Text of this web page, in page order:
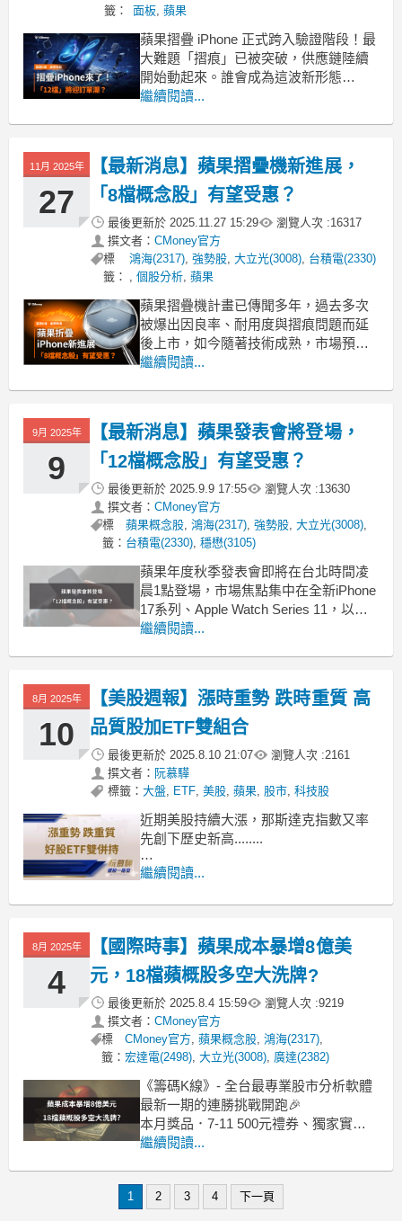
籤： 面板,蘋果
蘋果摺疊 iPhone 正式跨入驗證階段！最
大難題「摺痕」已被突破，供應鏈陸續
開始動起來。誰會成為這波新形態
iPhone 的大贏家？台股哪些族群已提前
「籌碼日報」：每日即時資金動向，抓
住飆股發動瞬間>立即下載 https
繼續閱讀...
11月 2025年
27
【最新消息】蘋果摺疊機新進展，
「8檔概念股」有望受惠？
最後更新於 2025.11.27 15:29 瀏覽人次 :16317
撰文者： CMoney官方
標
籤：
鴻海(2317),強勢股,大立光(3008), 台積電(2330)
,個股分析,蘋果
蘋果摺疊機計畫已傳聞多年，過去多次
被爆出因良率、耐用度與摺痕問題而延
後上市，如今隨著技術成熟，市場預期
最快有望在2026年正式登場，近期更傳
握最新消息，同時找出相關供應鏈潛在
的投資機會。開啟《籌碼K線 電腦
版》，讓你不錯過最新消息
繼續閱讀...
9月 2025年
9
【最新消息】蘋果發表會將登場，
「12檔概念股」有望受惠？
最後更新於 2025.9.9 17:55 瀏覽人次 :13630
撰文者： CMoney官方
標
籤：
蘋果概念股, 鴻海(2317), 強勢股, 大立光(3008),
台積電(2330), 穩懋(3105)
蘋果年度秋季發表會即將在台北時間凌
晨1點登場，市場焦點集中在全新iPhone
17系列、Apple Watch Series 11，以及
AirPods Pro 3等新品。此次活動定名為
系統的持續推進。《起漲K線》今天帶你
繼續閱讀...
8月 2025年
10
【美股週報】漲時重勢 跌時重質 高
品質股加ETF雙組合
最後更新於 2025.8.10 21:07 瀏覽人次 :2161
撰文者： 阮慕驊
標籤： 大盤, ETF, 美股, 蘋果, 股市, 科技股
近期美股持續大漲，那斯達克指數又率
先創下歷史新高........
免責聲明
確與完整，但該報告所載資料可能因時
場或個股之相關條件改變，投資人需自
行考量投資之實際狀況與風險承受度並
就投資結果自行負責。本文恕不負擔
繼續閱讀...
8月 2025年
4
【國際時事】蘋果成本暴增8億美
元，18檔蘋概股多空大洗牌?
最後更新於 2025.8.4 15:59 瀏覽人次 :9219
撰文者： CMoney官方
標
籤：
CMoney官方, 蘋果概念股, 鴻海(2317),
宏達電(2498), 大立光(3008), 廣達(2382)
《籌碼K線》- 全台最專業股市分析軟體
最新一期的連勝挑戰開跑🎉
本月獎品．7-11 500元禮券、獨家實戰
攻略
．美股K線VIP權限、價值K線VIP權限、
繼續閱讀...
1 2 3 4 下一頁